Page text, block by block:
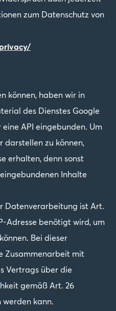
zum Datenschutz von
können, haben wir in
des Dienstes Google
API eingebunden. Um
darstellen zu können,
erhalten, denn sonst
Inhalte
Datenverarbeitung ist Art.
Adresse benötigt wird, um
Bei dieser
Zusammenarbeit mit
Vertrags über die
gemäß Art. 26
werden kann.